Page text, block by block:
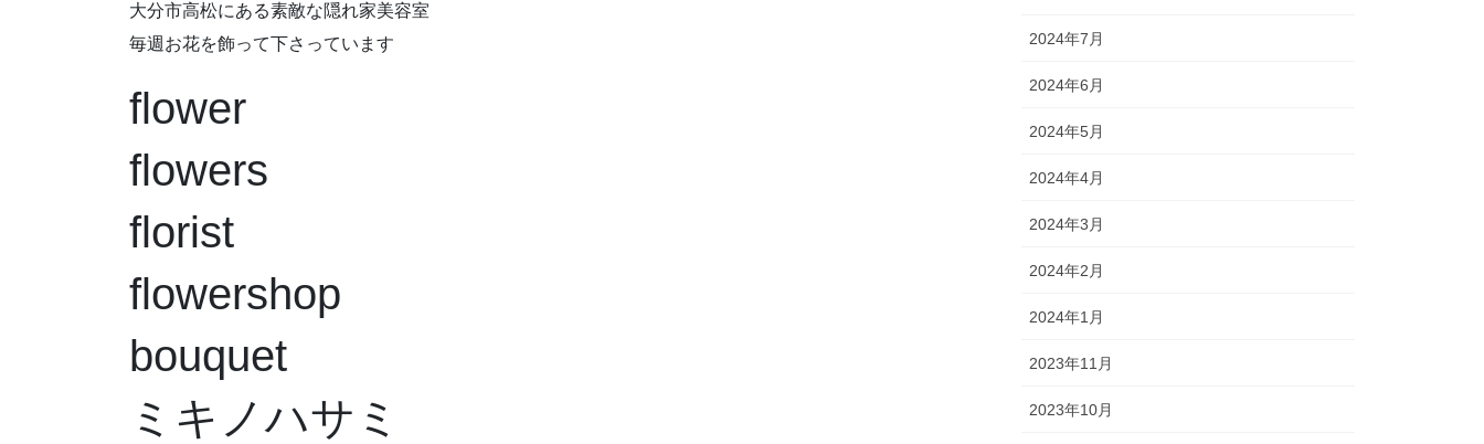
大分市高松にある素敵な隠れ家美容室
毎週お花を飾って下さっています
flower
flowers
florist
flowershop
bouquet
ミキノハサミ
2024年7月
2024年6月
2024年5月
2024年4月
2024年3月
2024年2月
2024年1月
2023年11月
2023年10月